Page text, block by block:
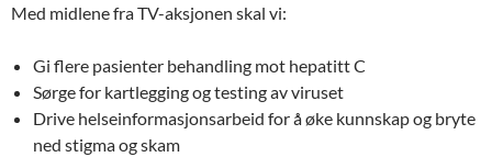
Med midlene fra TV-aksjonen skal vi:
Gi flere pasienter behandling mot hepatitt C
Sørge for kartlegging og testing av viruset
Drive helseinformasjonsarbeid for å øke kunnskap og bryte
ned stigma og skam